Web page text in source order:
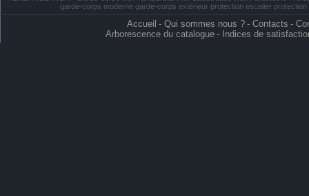
garde-corps moderne garde-corps extérieur protection escalier
Accueil - Qui sommes nous ? - Contacts -
Arborescence du catalogue - Indices de